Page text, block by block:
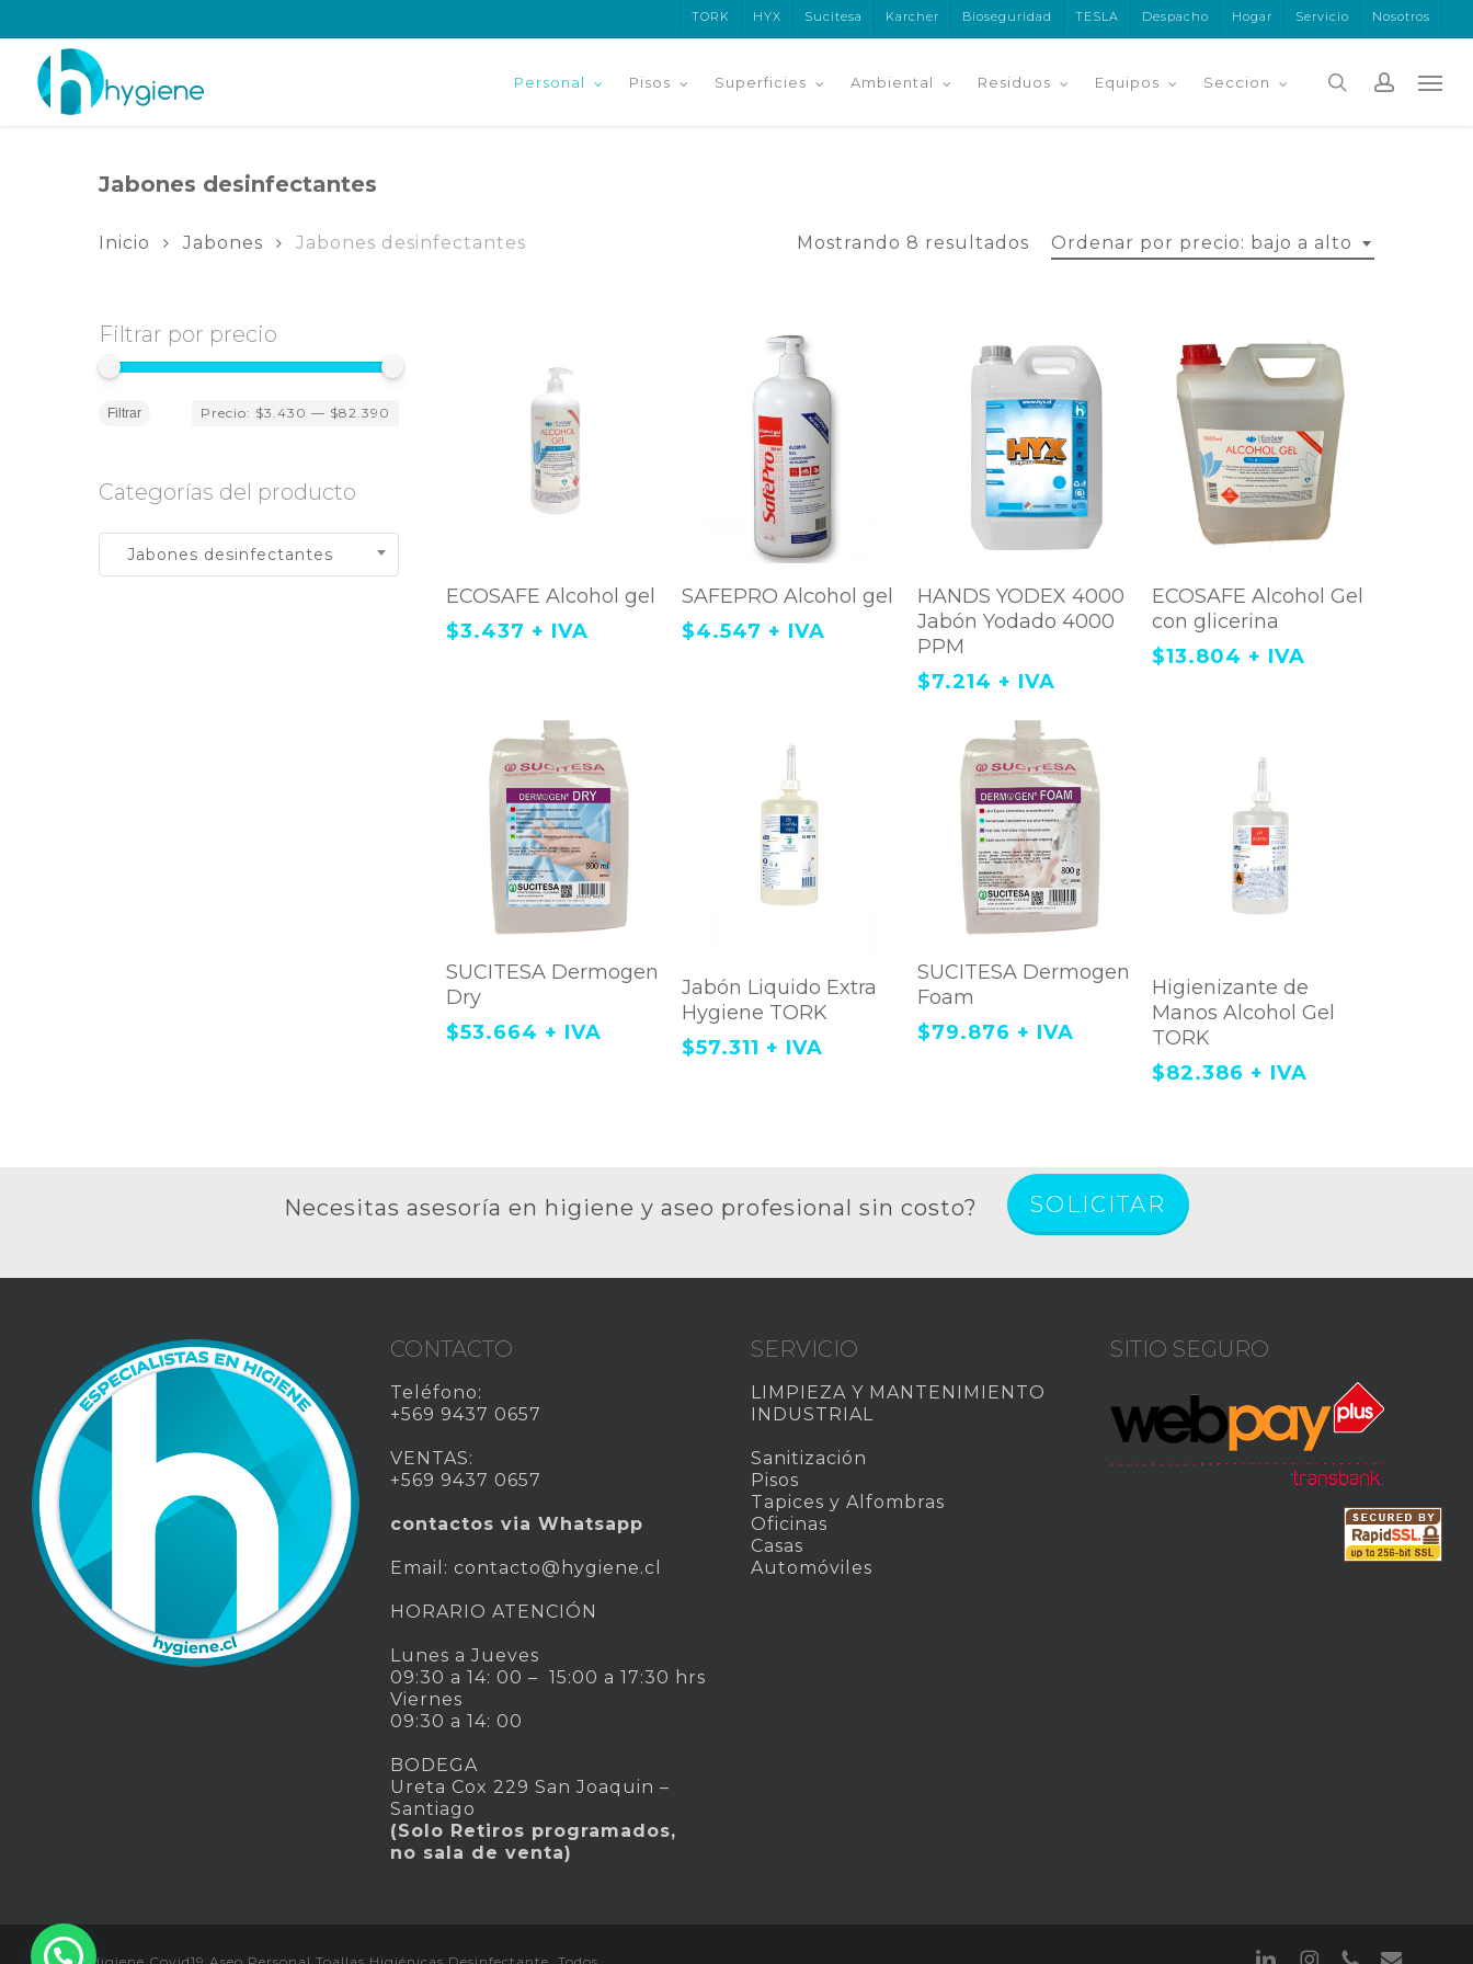
content
TORK HYX Sucitesa Karcher Bioseguridad TESLA Despacho Hogar Servicio Nosotros
Personal Pisos Superficies Ambiental Residuos Equipos Seccion searchMenu
Jabones desinfectantes
Ordenar por precio: bajo a alto
Mostrando 8 resultados Ordenado
bajo
a
alto
Inicio Jabones Jabones desinfectantes
Filtrar por precio
Filtrar Precio: $3.430 — $82.390
Categorías del producto
Jabones desinfectantes
Agregar Al Carrito
ECOSAFE Alcohol gel
$3.437 + IVA
Agregar Al Carrito
SAFEPRO Alcohol gel
$4.547 + IVA
Agregar Al Carrito
HANDS YODEX 4000
Jabón Yodado 4000
PPM
$7.214 + IVA
Agregar Al Carrito
ECOSAFE Alcohol Gel
con glicerina
$13.804 + IVA
Agregar Al Carrito
SUCITESA Dermogen
Dry
$53.664 + IVA
Agregar Al Carrito
Jabón Liquido Extra
Hygiene TORK
$57.311 + IVA
Agregar Al Carrito
SUCITESA Dermogen
Foam
$79.876 + IVA
Agregar Al Carrito
Higienizante de
Manos Alcohol Gel
TORK
$82.386 + IVA
Necesitas asesoría en higiene y aseo profesional sin costo? SOLICITAR
CONTACTO
Teléfono:
+569 9437 0657
VENTAS:
+569 9437 0657
contactos via Whatsapp
Email: contacto@hygiene.cl
HORARIO ATENCIÓN
Lunes a Jueves
09:30 a 14: 00 – 15:00 a 17:30 hrs
Viernes
09:30 a 14: 00
BODEGA
Ureta Cox 229 San Joaquin –
Santiago
(Solo Retiros programados,
no sala de venta)
SERVICIO
LIMPIEZA Y MANTENIMIENTO
INDUSTRIAL
Sanitización
Pisos
Tapices y Alfombras
Oficinas
Casas
Automóviles
SITIO SEGURO
linkedininstagram
phoneemail